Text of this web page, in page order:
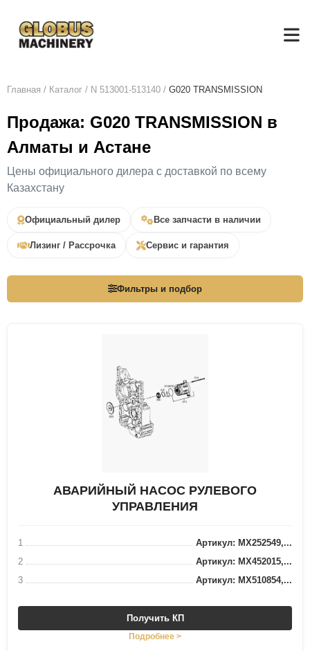
Главная / Каталог / N 513001-513140 / G020 TRANSMISSION
Продажа: G020 TRANSMISSION в
Алматы и Астане
Цены официального дилера с доставкой по всему
Казахстану
Официальный дилер Все запчасти в наличии
Лизинг / Рассрочка Сервис и гарантия
Фильтры и подбор
АВАРИЙНЫЙ НАСОС РУЛЕВОГО
УПРАВЛЕНИЯ
1
Артикул: MX252549,...
2
Артикул: MX452015,...
3
Артикул: MX510854,...
Получить КП
Подробнее >